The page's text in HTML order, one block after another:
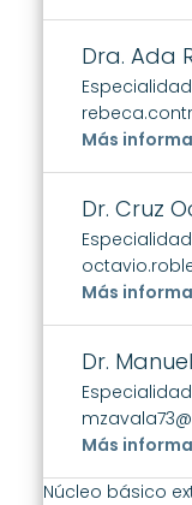
Dra. Ada
Más
Dr. Cruz
Más
Dr.
Más
Núcleo básico